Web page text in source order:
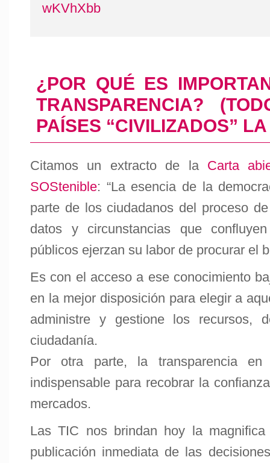
wKVhXbb
¿POR QUÉ ES
TRANSPARENCIA?
PAÍSES “CIVILIZADOS”
Citamos un extracto de la Carta
SOStenible: “La esencia de la
parte de los ciudadanos del proceso
datos y circunstancias que
públicos ejerzan su labor de procurar el
Es con el acceso a ese conocimiento
en la mejor disposición para elegir a
administre y gestione los recursos,
ciudadanía.
Por otra parte, la transparencia
indispensable para recobrar la
mercados.
Las TIC nos brindan hoy la
publicación inmediata de las